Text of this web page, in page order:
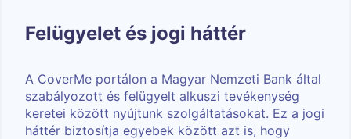
Felügyelet és jogi háttér
A CoverMe portálon a Magyar Nemzeti Bank által
szabályozott és felügyelt alkuszi tevékenység
keretei között nyújtunk szolgáltatásokat. Ez a jogi
háttér biztosítja egyebek között azt is, hogy